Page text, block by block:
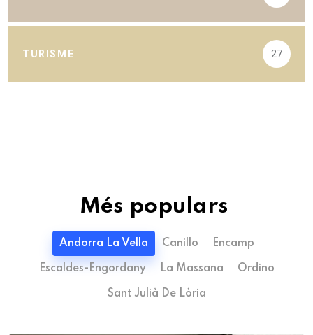
TURISME 27
Més populars
Andorra La Vella Canillo Encamp
Escaldes-Engordany La Massana Ordino
Sant Julià De Lòria